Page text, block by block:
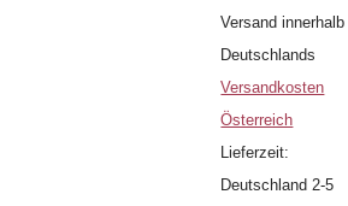
Versand innerhalb
Deutschlands
Versandkosten
Österreich
Lieferzeit:
Deutschland 2-5